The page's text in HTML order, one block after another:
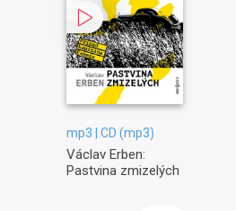
mp3 | CD (mp3)
Václav Erben:
Pastvina zmizelých